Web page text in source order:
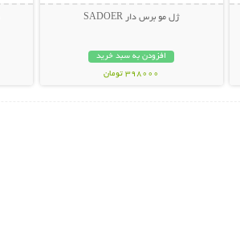
ژل مو برس دار SADOER
افزودن به سبد خرید
398000 تومان